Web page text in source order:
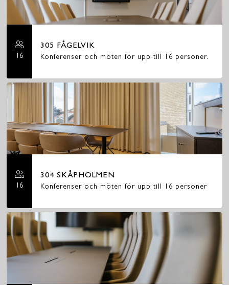
16
305 FÅGELVIK
Konferenser och möten för upp till 16 personer.
16
304 SKÅPHOLMEN
Konferenser och möten för upp till 16 personer